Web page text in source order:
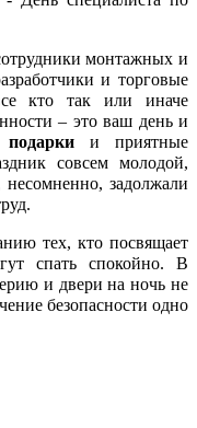
монтажных и
и торговые
кто так или иначе
– это ваш день и
подарки и приятные
совсем молодой,
несомненно, задолжали
тех, кто посвящает
спать спокойно. В
и двери на ночь не
безопасности одно